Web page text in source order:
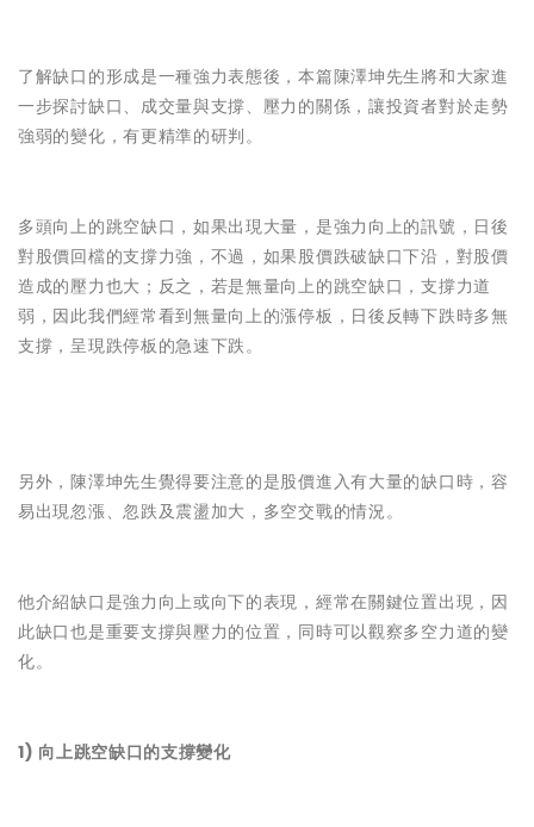
了解缺口的形成是一種強力表態後，本篇陳澤坤先生將和大家進
一步探討缺口、成交量與支撐、壓力的關係，讓投資者對於走勢
強弱的變化，有更精準的研判。
多頭向上的跳空缺口，如果出現大量，是強力向上的訊號，日後
對股價回檔的支撐力強，不過，如果股價跌破缺口下沿，對股價
造成的壓力也大；反之，若是無量向上的跳空缺口，支撐力道
弱，因此我們經常看到無量向上的漲停板，日後反轉下跌時多無
支撐，呈現跌停板的急速下跌。
另外，陳澤坤先生覺得要注意的是股價進入有大量的缺口時，容
易出現忽漲、忽跌及震盪加大，多空交戰的情況。
他介紹缺口是強力向上或向下的表現，經常在關鍵位置出現，因
此缺口也是重要支撐與壓力的位置，同時可以觀察多空力道的變
化。
1) 向上跳空缺口的支撐變化